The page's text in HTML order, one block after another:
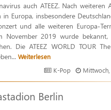
auch ATEEZ. Nach weiteren
in Europa, insbesondere
und alle weiteren Europa-
November 2019 wurde bekannt,
Die ATEEZ WORLD TOUR
Weiterlesen
K-Pop
Berlin